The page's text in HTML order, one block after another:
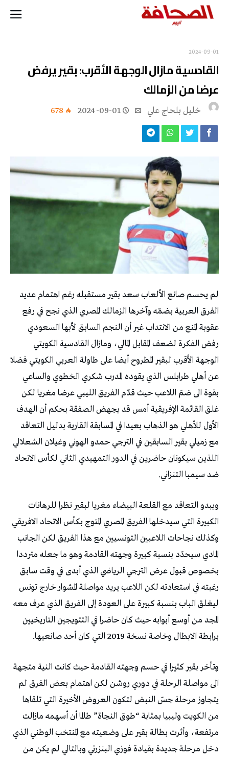
2024-09-01
القادسية مازال الوجهة الأقرب: بقير يرفض
عرضا من الزمالك
خليل‭ ‬بلحاج‭ ‬علي 2024-09-01
678
لم يحسم صانع الألعاب سعد بقير مستقبله رغم اهتمام عديد
الفرق العربية بضمّه وآخرها الزمالك المصري الذي نجح في رفع
عقوبة المنع من الانتداب غير أن النجم السابق لأبها السعودي
رفض الفكرة لضعف المقابل المالي، ومازال القادسية الكويتي
الوجهة الأقرب لبقير المطروح أيضا على طاولة العربي الكويتي فضلا
عن أهلي طرابلس الذي يقوده المدرب شكري الخطوي والساعي
بقوة الى ضمّ اللاعب حيث قدّم الفريق الليبي عرضا مغريا لكن
غلق القائمة الإفريقية أمس قد يجهض الصفقة بحكم أن الهدف
الأول للأهلي هو الذهاب بعيدا في المسابقة القارية بدليل التعاقد
مع زميلي بقير السابقين في الترجي حمدو الهوني وغيلان الشعلالي
اللذين سيكونان حاضرين في الدور التمهيدي الثاني لكأس الاتحاد
ضد سيمبا التنزاني.
ويبدو التعاقد مع القلعة البيضاء مغريا لبقير نظرا للرهانات
الكبيرة التي سيدخلها الفريق المصري المتوج بكأس الاتحاد الافريقي
وكذلك نجاحات اللاعبين التونسيين مع هذا الفريق لكن الجانب
المادي سيحدّد بنسبة كبيرة وجهته القادمة وهو ما جعله مترددا
بخصوص قبول عرض الترجي الرياضي الذي أبدى في وقت سابق
رغبته في استعادته لكن اللاعب يريد مواصلة المشوار خارج تونس
ليغلق الباب بنسبة كبيرة على العودة إلى الفريق الذي عرف معه
المجد من أوسع أبوابه حيث كان حاضرا في التتويجين التاريخيين
برابطة الابطال وخاصة نسخة 2019 التي كان أحد صانعيها.
وتأخر بقير كثيرا في حسم وجهته القادمة حيث كانت النية متجهة
الى مواصلة الرحلة في دوري روشن لكن اهتمام بعض الفرق لم
يتجاوز مرحلة جسّ النبض لتكون العروض الأخيرة التي تلقاها
من الكويت وليبيا بمثابة “طوق النجاة” طالما أن أسهمه مازالت
مرتفعة، وأثرت بطالة بقير على وضعيته مع المنتخب الوطني الذي
دخل مرحلة جديدة بقيادة فوزي البنزرتي وبالتالي لم يكن من